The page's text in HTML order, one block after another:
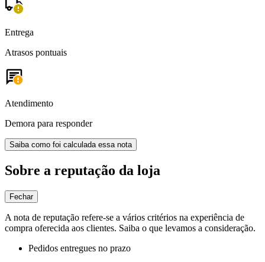
Entrega
Atrasos pontuais
Atendimento
Demora para responder
Saiba como foi calculada essa nota
Sobre a reputação da loja
Fechar
A nota de reputação refere-se a vários critérios na experiência de
compra oferecida aos clientes. Saiba o que levamos a consideração.
Pedidos entregues no prazo